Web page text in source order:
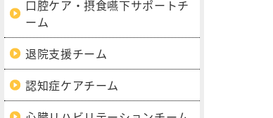
口腔ケア・摂食嚥下サポートチ
ーム
退院支援チーム
認知症ケアチーム